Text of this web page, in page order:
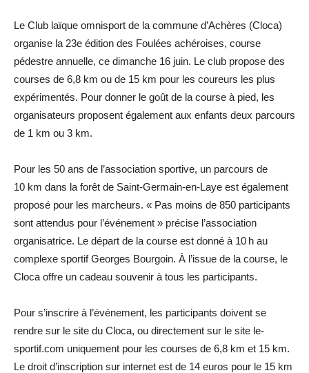
Le Club laïque omnisport de la commune d’Achères (Cloca)
organise la 23e édition des Foulées achéroises, course
pédestre annuelle, ce dimanche 16 juin. Le club propose des
courses de 6,8 km ou de 15 km pour les coureurs les plus
expérimentés. Pour donner le goût de la course à pied, les
organisateurs proposent également aux enfants deux parcours
de 1 km ou 3 km.
Pour les 50 ans de l’association sportive, un parcours de
10 km dans la forêt de Saint-Germain-en-Laye est également
proposé pour les marcheurs. « Pas moins de 850 participants
sont attendus pour l’événement » précise l’association
organisatrice. Le départ de la course est donné à 10 h au
complexe sportif Georges Bourgoin. À l’issue de la course, le
Cloca offre un cadeau souvenir à tous les ­participants.
Pour s’inscrire à l’événement, les participants doivent se
rendre sur le site du Cloca, ou directement sur le site le-
sportif.com uniquement pour les courses de 6,8 km et 15 km.
Le droit d’inscription sur internet est de 14 euros pour le 15 km